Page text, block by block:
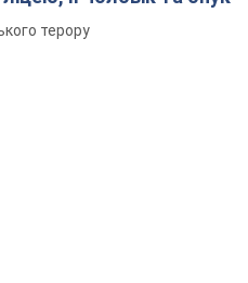
терору